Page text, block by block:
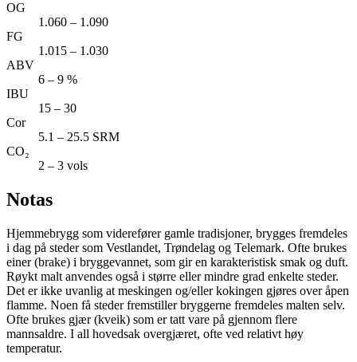
OG
1.060 – 1.090
FG
1.015 – 1.030
ABV
6 – 9 %
IBU
15 – 30
Cor
5.1 – 25.5 SRM
CO₂
2 – 3 vols
Notas
Hjemmebrygg som viderefører gamle tradisjoner, brygges fremdeles
i dag på steder som Vestlandet, Trøndelag og Telemark. Ofte brukes
einer (brake) i bryggevannet, som gir en karakteristisk smak og duft.
Røykt malt anvendes også i større eller mindre grad enkelte steder.
Det er ikke uvanlig at meskingen og/eller kokingen gjøres over åpen
flamme. Noen få steder fremstiller bryggerne fremdeles malten selv.
Ofte brukes gjær (kveik) som er tatt vare på gjennom flere
mannsaldre. I all hovedsak overgjæret, ofte ved relativt høy
temperatur.